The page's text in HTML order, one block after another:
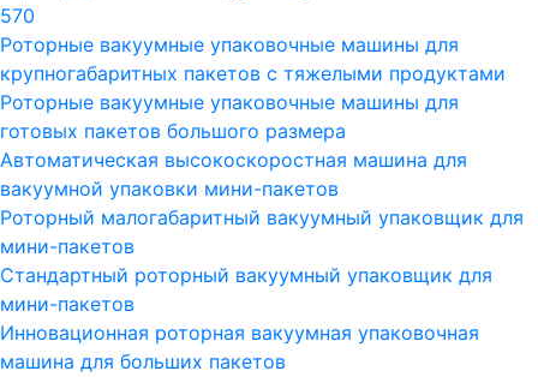
570
Роторные вакуумные упаковочные машины для
крупногабаритных пакетов с тяжелыми продуктами
Роторные вакуумные упаковочные машины для
готовых пакетов большого размера
Автоматическая высокоскоростная машина для
вакуумной упаковки мини-пакетов
Роторный малогабаритный вакуумный упаковщик для
мини-пакетов
Стандартный роторный вакуумный упаковщик для
мини-пакетов
Инновационная роторная вакуумная упаковочная
машина для больших пакетов